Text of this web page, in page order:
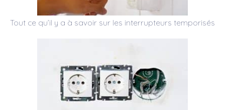
Tout ce qu’il y a à savoir sur les interrupteurs temporisés